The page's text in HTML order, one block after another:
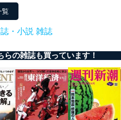
産の保護のために必要がある
意を得ることが困難であると
童の健全な育成の推進のため
公共団体またはその委託を受け
務を遂行することに対して協力
あって、本人の同意を得ること
に支障を及ぼすおそれがあると
実施するために守秘義務を結ん
として個人情報の取扱いを委
覧
・小説 雑誌
らの雑誌も買っています！